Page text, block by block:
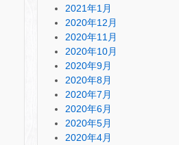
2021年1月
2020年12月
2020年11月
2020年10月
2020年9月
2020年8月
2020年7月
2020年6月
2020年5月
2020年4月